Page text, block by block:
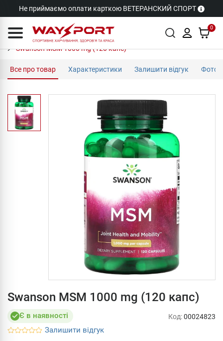
Не приймаємо оплати карткою ВЕТЕРАНСКИЙ СПОРТ
0
Swanson MSM 1000 mg (120 капс)
Все про товар Характеристики Залишити відгук Фото
Swanson MSM 1000 mg (120 капс)
Є в наявності
Залишити відгук
Код:00024823